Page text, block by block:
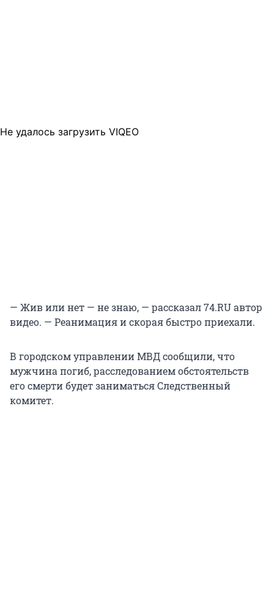
Не удалось загрузить VIQEO
— Жив или нет — не знаю, — рассказал 74.RU автор
видео. — Реанимация и скорая быстро приехали.
В городском управлении МВД сообщили, что
мужчина погиб, расследованием обстоятельств
его смерти будет заниматься Следственный
комитет.